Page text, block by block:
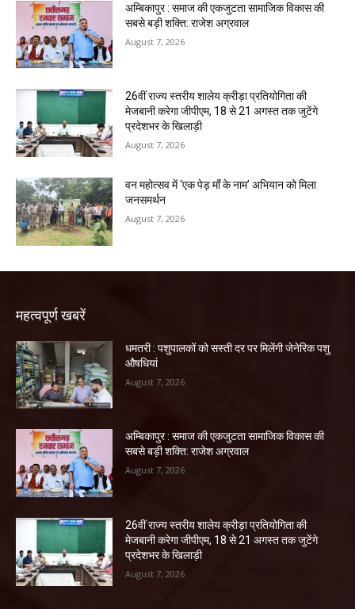
अम्बिकापुर : समाज की एकजुटता सामाजिक विकास की
सबसे बड़ी शक्ति: राजेश अग्रवाल
August 7, 2026
26वीं राज्य स्तरीय शालेय क्रीड़ा प्रतियोगिता की
मेजबानी करेगा जीपीएम, 18 से 21 अगस्त तक जुटेंगे
प्रदेशभर के खिलाड़ी
August 7, 2026
वन महोत्सव में ‘एक पेड़ माँ के नाम’ अभियान को मिला
जनसमर्थन
August 7, 2026
महत्वपूर्ण खबरें
धमतरी : पशुपालकों को सस्ती दर पर मिलेंगी जेनेरिक पशु
औषधियां
August 7, 2026
अम्बिकापुर : समाज की एकजुटता सामाजिक विकास की
सबसे बड़ी शक्ति: राजेश अग्रवाल
August 7, 2026
26वीं राज्य स्तरीय शालेय क्रीड़ा प्रतियोगिता की
मेजबानी करेगा जीपीएम, 18 से 21 अगस्त तक जुटेंगे
प्रदेशभर के खिलाड़ी
August 7, 2026